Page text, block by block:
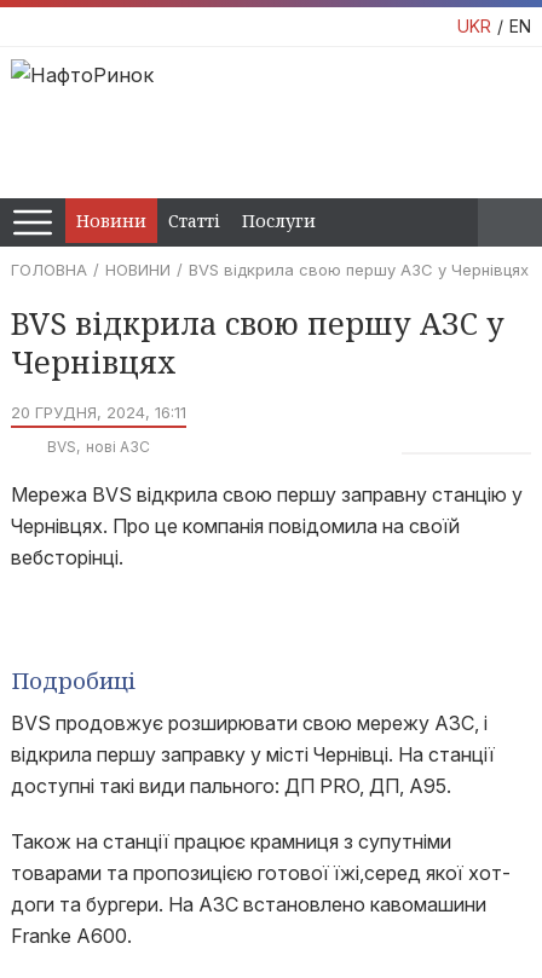
UKR EN
Новини Статті Послуги
ГОЛОВНА НОВИНИ BVS відкрила свою першу АЗС у Чернівцях
BVS відкрила свою першу АЗС у
Чернівцях
20 ГРУДНЯ, 2024, 16:11
BVS нові АЗС
Мережа BVS відкрила свою першу заправну станцію у
Чернівцях. Про це компанія повідомила на своїй
вебсторінці.
Подробиці
BVS продовжує розширювати свою мережу АЗС, і
відкрила першу заправку у місті Чернівці. На станції
доступні такі види пального: ДП PRO, ДП, А95.
Також на станції працює крамниця з супутніми
товарами та пропозицією готової їжі,серед якої хот-
доги та бургери. На АЗС встановлено кавомашини
Franke A600.